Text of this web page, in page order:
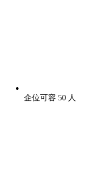
企位可容 50 人